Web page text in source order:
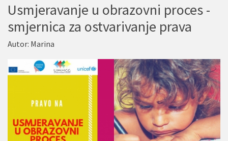
Usmjeravanje u obrazovni proces -
smjernica za ostvarivanje prava
Autor: Marina